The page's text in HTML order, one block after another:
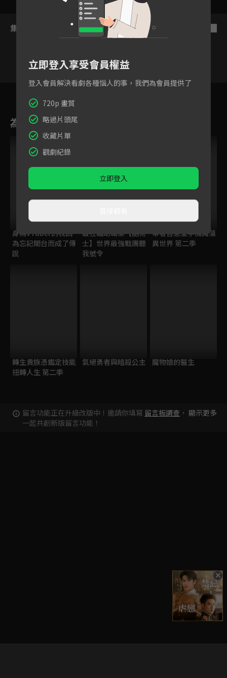
集數列表
為您推薦
身為VTuber的我因
為忘記關台而成了傳
說
最狂輔助職業【話術
士】世界最強戰團聽
我號令
帶著智慧型手機闖蕩
異世界 第二季
轉生貴族憑鑑定技能
扭轉人生 第二季
氣絕勇者與暗殺公主 魔物娘的醫生
留言功能正在升級改版中！邀請你填寫 留言板調查 ，
一起共創新版留言功能！
顯示更多
立即登入享受會員權益
登入會員解決看劇各種惱人的事，我們為會員提供了
720p 畫質
略過片頭尾
收藏片單
觀劇紀錄
立即登入